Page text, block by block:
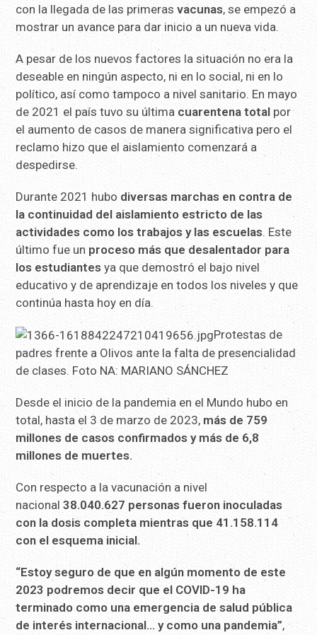
con la llegada de las primerasvacunas, se empezó a
mostrar un avance para dar inicio a un nueva vida.
A pesar de los nuevos factores la situación no era la
deseable en ningún aspecto, ni en lo social, ni en lo
político, así como tampoco a nivel sanitario. En mayo
de 2021 el país tuvo su última cuarentena total por
el aumento de casos de manera significativa pero el
reclamo hizo que el aislamiento comenzará a
despedirse.
Durante 2021 hubo diversas marchas en contra de
la continuidad del aislamiento estricto de las
actividades como los trabajos y las escuelas. Este
último fue un proceso más que desalentador para
los estudiantes ya que demostró el bajo nivel
educativo y de aprendizaje en todos los niveles y que
continúa hasta hoy en día.
Protestas de
padres frente a Olivos ante la falta de presencialidad
de clases. Foto NA: MARIANO SÁNCHEZ
Desde el inicio de la pandemia en el Mundo hubo en
total, hasta el 3 de marzo de 2023, más de 759
millones de casos confirmados y más de 6,8
millones de muertes.
Con respecto a la vacunación a nivel
nacional38.040.627 personas fueron inoculadas
con la dosis completa mientras que 41.158.114
con el esquema inicial.
“Estoy seguro de que en algún momento de este
2023 podremos decir que el COVID-19 ha
terminado como una emergencia de salud pública
de interés internacional… y como una pandemia”,